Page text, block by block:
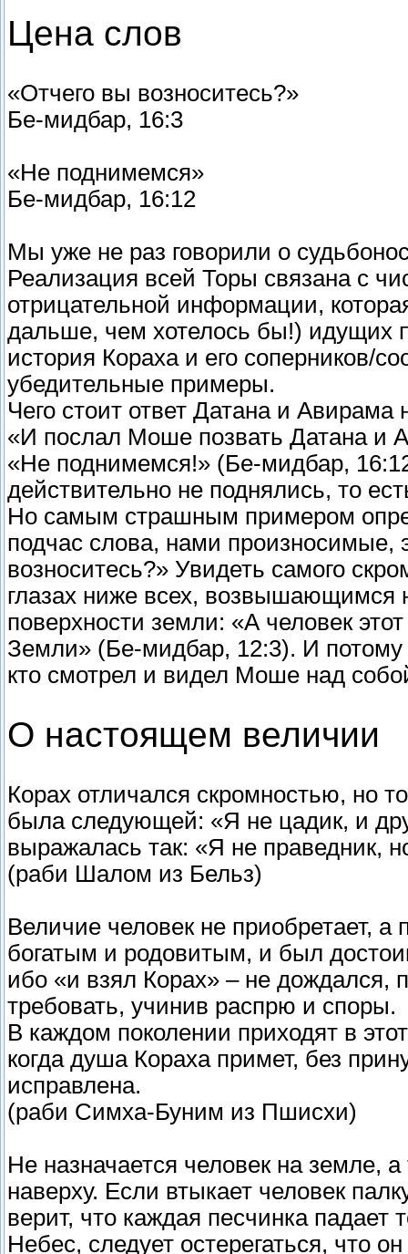
Цена слов
«Отчего вы возноситесь?»
Бе-мидбар, 16:3
«Не поднимемся»
Бе-мидбар, 16:12
Мы уже не раз говорили о
Реализация всей Торы связана с
отрицательной информации,
дальше, чем хотелось бы!) идущих
история Кораха и его соперников/
убедительные примеры.
Чего стоит ответ Датана и
«И послал Моше позвать Датана и
«Не поднимемся!» (Бе-мидбар,
действительно не поднялись, то
Но самым страшным примером
подчас слова, нами произносимые,
возноситесь?» Увидеть самого
глазах ниже всех, возвышающимся
поверхности земли: «А человек
Земли» (Бе-мидбар, 12:3). И
кто смотрел и видел Моше над
О настоящем величии
Корах отличался скромностью, но
была следующей: «Я не цадик, и
выражалась так: «Я не праведник,
(раби Шалом из Бельз)
Величие человек не приобретает,
богатым и родовитым, и был
ибо «и взял Корах» – не дождался,
требовать, учинив распрю и споры.
В каждом поколении приходят в
когда душа Кораха примет, без
исправлена.
(раби Симха-Буним из Пшисхи)
Не назначается человек на земле,
наверху. Если втыкает человек
верит, что каждая песчинка падает
Небес, следует остерегаться, что